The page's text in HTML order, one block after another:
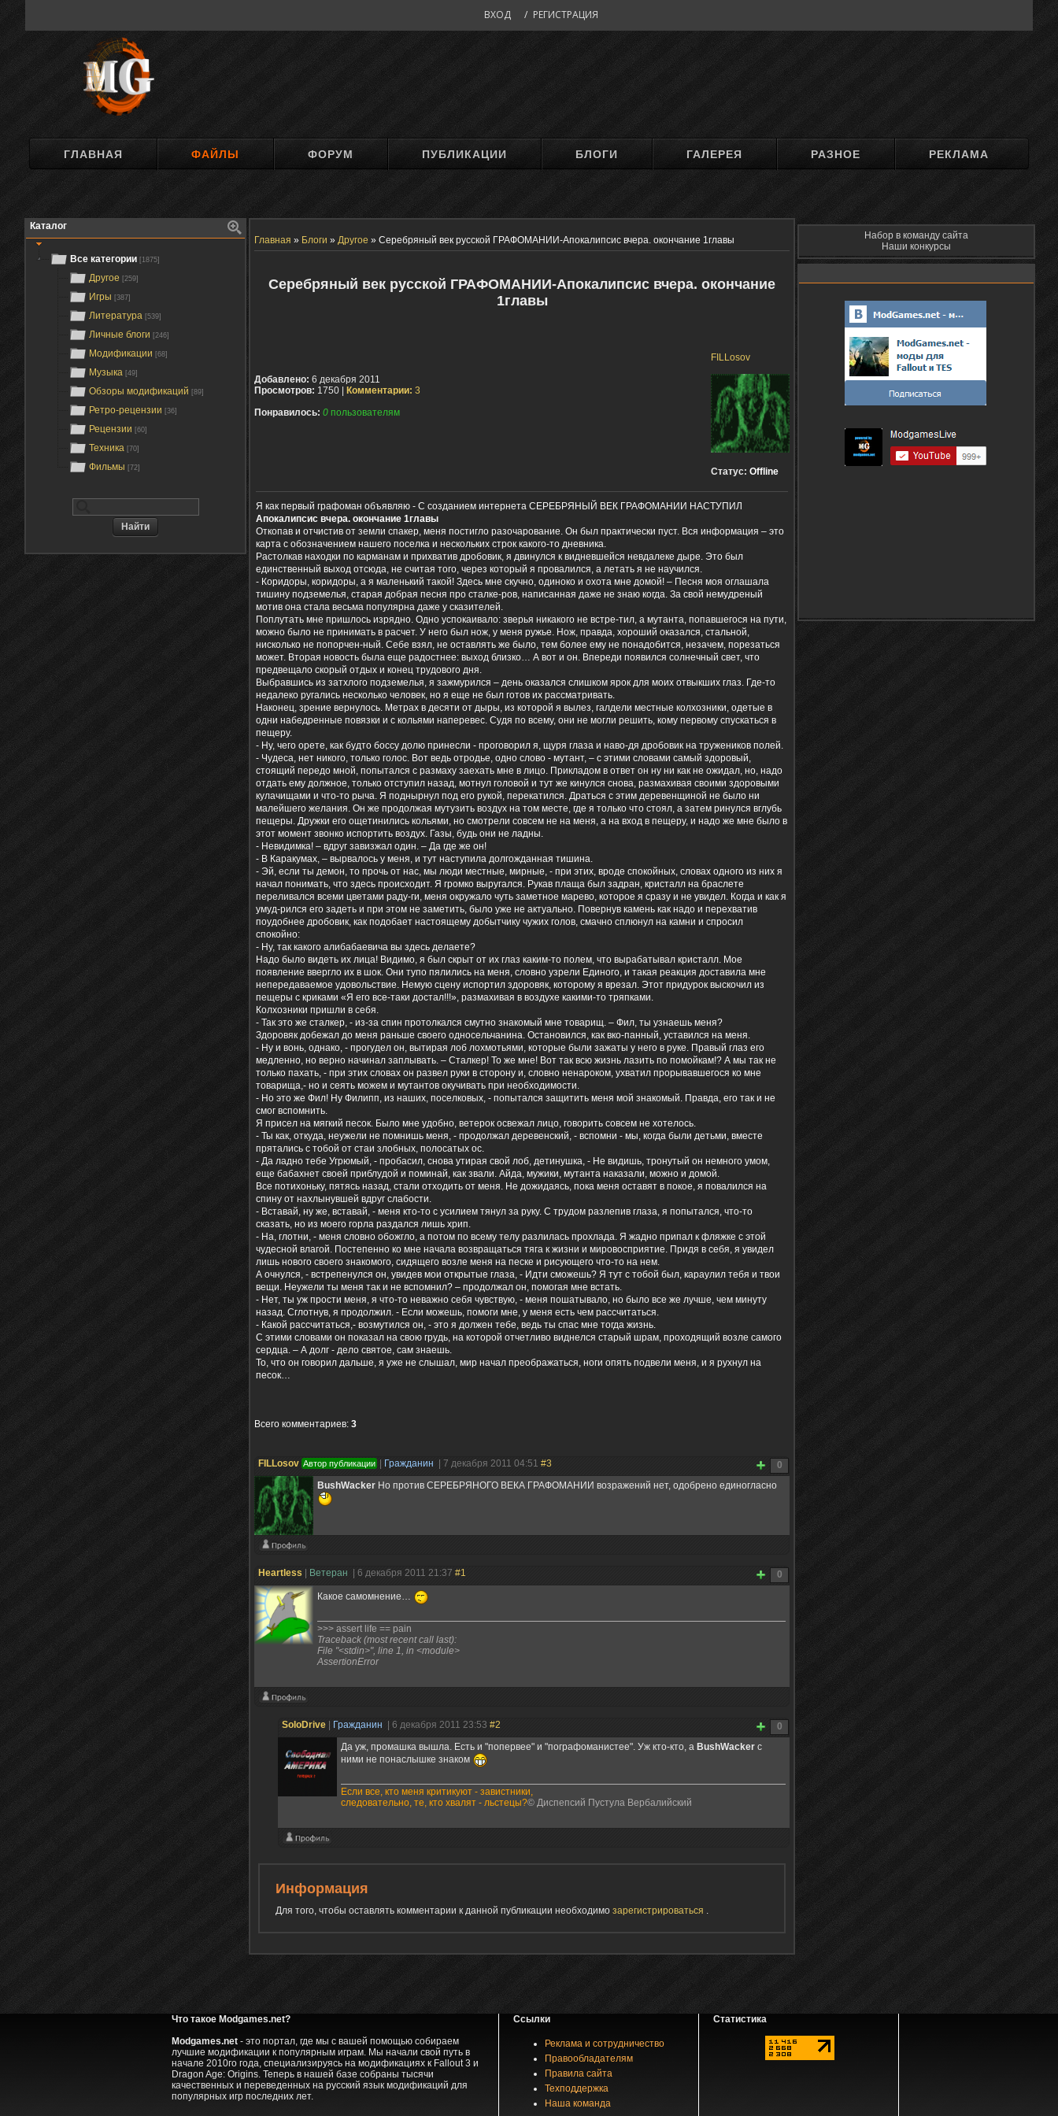
ВХОД / РЕГИСТРАЦИЯ
ГЛАВНАЯ ФАЙЛЫ ФОРУМ ПУБЛИКАЦИИ БЛОГИ ГАЛЕРЕЯ РАЗНОЕ РЕКЛАМА
Каталог
Все категории [1875]
Другое [259]
Игры [387]
Литература [539]
Личные блоги [246]
Модификации [68]
Музыка [49]
Обзоры модификаций [89]
Ретро-рецензии [36]
Рецензии [60]
Техника [70]
Фильмы [72]
Главная » Блоги » Другое » Серебряный век русской ГРАФОМАНИИ-Апокалипсис вчера. окончание 1главы
Серебряный век русской ГРАФОМАНИИ-Апокалипсис вчера. окончание
1главы
FILLosov
Статус: Offline
Добавлено: 6 декабря 2011
Просмотров: 1750 | Комментарии: 3
Понравилось: 0 пользователям
Я как первый графоман объявляю - С созданием интернета СЕРЕБРЯНЫЙ ВЕК ГРАФОМАНИИ НАСТУПИЛ
Апокалипсис вчера. окончание 1главы
Откопав и отчистив от земли спакер, меня постигло разочарование. Он был практически пуст. Вся информация – это
карта с обозначением нашего поселка и нескольких строк какого-то дневника.
Растолкав находки по карманам и прихватив дробовик, я двинулся к видневшейся невдалеке дыре. Это был
единственный выход отсюда, не считая того, через который я провалился, а летать я не научился.
- Коридоры, коридоры, а я маленький такой! Здесь мне скучно, одиноко и охота мне домой! – Песня моя оглашала
тишину подземелья, старая добрая песня про сталке-ров, написанная даже не знаю когда. За свой немудреный
мотив она стала весьма популярна даже у сказителей.
Поплутать мне пришлось изрядно. Одно успокаивало: зверья никакого не встре-тил, а мутанта, попавшегося на пути,
можно было не принимать в расчет. У него был нож, у меня ружье. Нож, правда, хороший оказался, стальной,
нисколько не попорчен-ный. Себе взял, не оставлять же было, тем более ему не понадобится, незачем, порезаться
может. Вторая новость была еще радостнее: выход близко… А вот и он. Впереди появился солнечный свет, что
предвещало скорый отдых и конец трудового дня.
Выбравшись из затхлого подземелья, я зажмурился – день оказался слишком ярок для моих отвыкших глаз. Где-то
недалеко ругались несколько человек, но я еще не был готов их рассматривать.
Наконец, зрение вернулось. Метрах в десяти от дыры, из которой я вылез, галдели местные колхозники, одетые в
одни набедренные повязки и с кольями наперевес. Судя по всему, они не могли решить, кому первому спускаться в
пещеру.
- Ну, чего орете, как будто боссу долю принесли - проговорил я, щуря глаза и наво-дя дробовик на тружеников полей.
- Чудеса, нет никого, только голос. Вот ведь отродье, одно слово - мутант, – с этими словами самый здоровый,
стоящий передо мной, попытался с размаху заехать мне в лицо. Прикладом в ответ он ну ни как не ожидал, но, надо
отдать ему должное, только отступил назад, мотнул головой и тут же кинулся снова, размахивая своими здоровыми
кулачищами и что-то рыча. Я поднырнул под его рукой, перекатился. Драться с этим деревенщиной не было ни
малейшего желания. Он же продолжая мутузить воздух на том месте, где я только что стоял, а затем ринулся вглубь
пещеры. Дружки его ощетинились кольями, но смотрели совсем не на меня, а на вход в пещеру, и надо же мне было в
этот момент звонко испортить воздух. Газы, будь они не ладны.
- Невидимка! – вдруг завизжал один. – Да где же он!
- В Каракумах, – вырвалось у меня, и тут наступила долгожданная тишина.
- Эй, если ты демон, то прочь от нас, мы люди местные, мирные, - при этих, вроде спокойных, словах одного из них я
начал понимать, что здесь происходит. Я громко выругался. Рукав плаща был задран, кристалл на браслете
переливался всеми цветами раду-ги, меня окружало чуть заметное марево, которое я сразу и не увидел. Когда и как я
умуд-рился его задеть и при этом не заметить, было уже не актуально. Повернув камень как надо и перехватив
поудобнее дробовик, как подобает настоящему добытчику чужих голов, смачно сплюнул на камни и спросил
спокойно:
- Ну, так какого алибабаевича вы здесь делаете?
Надо было видеть их лица! Видимо, я был скрыт от их глаз каким-то полем, что вырабатывал кристалл. Мое
появление ввергло их в шок. Они тупо пялились на меня, словно узрели Единого, и такая реакция доставила мне
непередаваемое удовольствие. Немую сцену испортил здоровяк, которому я врезал. Этот придурок выскочил из
пещеры с криками «Я его все-таки достал!!!», размахивая в воздухе какими-то тряпками.
Колхозники пришли в себя.
- Так это же сталкер, - из-за спин протолкался смутно знакомый мне товарищ. – Фил, ты узнаешь меня?
Здоровяк добежал до меня раньше своего односельчанина. Остановился, как вко-панный, уставился на меня.
- Ну и вонь, однако, - прогудел он, вытирая лоб лохмотьями, которые были зажаты у него в руке. Правый глаз его
медленно, но верно начинал заплывать. – Сталкер! То же мне! Вот так всю жизнь лазить по помойкам!? А мы так не
только пахать, - при этих словах он развел руки в сторону и, словно ненароком, ухватил прорывавшегося ко мне
товарища,- но и сеять можем и мутантов окучивать при необходимости.
- Но это же Фил! Ну Филипп, из наших, поселковых, - попытался защитить меня мой знакомый. Правда, его так и не
смог вспомнить.
Я присел на мягкий песок. Было мне удобно, ветерок освежал лицо, говорить совсем не хотелось.
- Ты как, откуда, неужели не помнишь меня, - продолжал деревенский, - вспомни - мы, когда были детьми, вместе
прятались с тобой от стаи злобных, полосатых ос.
- Да ладно тебе Угрюмый, - пробасил, снова утирая свой лоб, детинушка, - Не видишь, тронутый он немного умом,
еще бабахнет своей приблудой и поминай, как звали. Айда, мужики, мутанта наказали, можно и домой.
Все потихоньку, пятясь назад, стали отходить от меня. Не дожидаясь, пока меня оставят в покое, я повалился на
спину от нахлынувшей вдруг слабости.
- Вставай, ну же, вставай, - меня кто-то с усилием тянул за руку. С трудом разлепив глаза, я попытался, что-то
сказать, но из моего горла раздался лишь хрип.
- На, глотни, - меня словно обожгло, а потом по всему телу разлилась прохлада. Я жадно припал к фляжке с этой
чудесной влагой. Постепенно ко мне начала возвращаться тяга к жизни и мировосприятие. Придя в себя, я увидел
лишь нового своего знакомого, сидящего возле меня на песке и рисующего что-то на нем.
А очнулся, - встрепенулся он, увидев мои открытые глаза, - Идти сможешь? Я тут с тобой был, караулил тебя и твои
вещи. Неужели ты меня так и не вспомнил? – продолжал он, помогая мне встать.
- Нет, ты уж прости меня, я что-то неважно себя чувствую, - меня пошатывало, но было все же лучше, чем минуту
назад. Сглотнув, я продолжил. - Если можешь, помоги мне, у меня есть чем рассчитаться.
- Какой рассчитаться,- возмутился он, - это я должен тебе, ведь ты спас мне тогда жизнь.
С этими словами он показал на свою грудь, на которой отчетливо виднелся старый шрам, проходящий возле самого
сердца. – А долг - дело святое, сам знаешь.
То, что он говорил дальше, я уже не слышал, мир начал преображаться, ноги опять подвели меня, и я рухнул на
песок…
Всего комментариев: 3
0
FILLosov Автор публикации Гражданин | 7 декабря 2011 04:51 #3
BushWacker Но против СЕРЕБРЯНОГО ВЕКА ГРАФОМАНИИ возражений нет, одобрено единогласно
0
Heartless Ветеран | 6 декабря 2011 21:37 #1
Какое самомнение…
>>> assert life == pain
Traceback (most recent call last):
File "<stdin>", line 1, in <module>
AssertionError
0
SoloDrive Гражданин | 6 декабря 2011 23:53 #2
Да уж, промашка вышла. Есть и "попервее" и "пографоманистее". Уж кто-кто, а BushWacker с
ними не понаслышке знаком
Если все, кто меня критикуют - завистники,
следовательно, те, кто хвалят - льстецы?© Диспепсий Пустула Вербалийский
Информация
Для того, чтобы оставлять комментарии к данной публикации необходимо зарегистрироваться .
Набор в команду сайта
Наши конкурсы
Что такое Modgames.net?
Modgames.net- это портал, где мы с вашей помощью собираем
лучшие модификации к популярным играм. Мы начали свой путь в
начале 2010го года, специализируясь на модификациях к Fallout 3 и
Dragon Age: Origins. Теперь в нашей базе собраны тысячи
качественных и переведенных на русский язык модификаций для
популярных игр последних лет.
Ссылки
Реклама и сотрудничество
Правообладателям
Правила сайта
Техподдержка
Наша команда
Статистика